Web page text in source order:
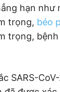
hạn như
trọng, béo
trọng,
SARS-